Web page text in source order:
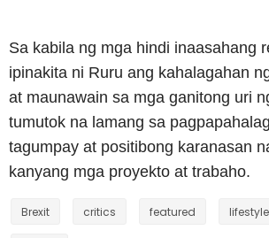
Sa kabila ng mga hindi inaasahang
ipinakita ni Ruru ang kahalagahan
at maunawain sa mga ganitong uri
tumutok na lamang sa
tagumpay at positibong karanasan
kanyang mga proyekto at trabaho.
Brexit critics featured lifestyle